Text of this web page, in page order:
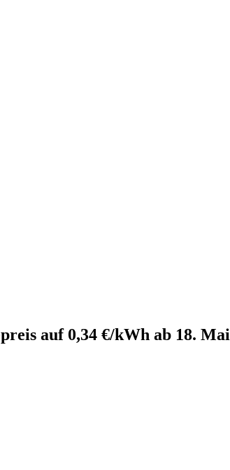
auf 0,34 €/kWh ab 18. Mai